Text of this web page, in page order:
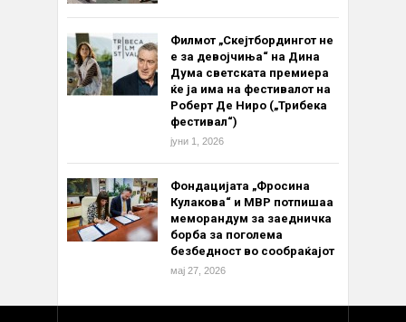
Филмот „Скејтбордингот не
е за девојчиња“ на Дина
Дума светската премиера
ќе ја има на фестивалот на
Роберт Де Ниро („Трибека
фестивал“)
јуни 1, 2026
Фондацијата „Фросина
Кулакова“ и МВР потпишаа
меморандум за заедничка
борба за поголема
безбедност во сообраќајот
мај 27, 2026